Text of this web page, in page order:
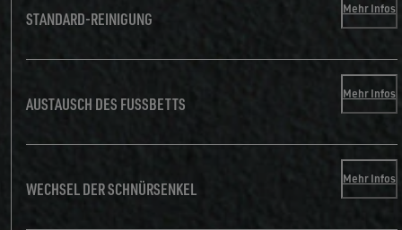
STANDARD-REINIGUNG Mehr Infos
AUSTAUSCH DES FUSSBETTS Mehr Infos
WECHSEL DER SCHNÜRSENKEL Mehr Infos